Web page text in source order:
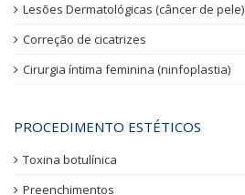
Lesões Dermatológicas (câncer de pele)
Correção de cicatrizes
Cirurgia íntima feminina (ninfoplastia)
PROCEDIMENTO ESTÉTICOS
Toxina botulínica
Preenchimentos